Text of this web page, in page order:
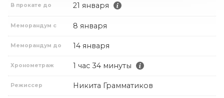
В прокате до 21 января
Меморандум с 8 января
Меморандум до 14 января
Хронометраж 1 час 34 минуты
Режиссер Никита Грамматиков